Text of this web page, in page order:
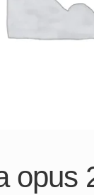
opus